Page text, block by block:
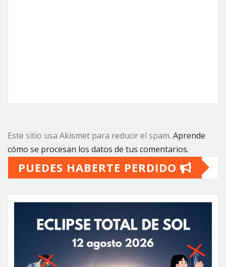
Este sitio usa Akismet para reducir el spam. Aprende
cómo se procesan los datos de tus comentarios.
PUEDES HABERTE PERDIDO